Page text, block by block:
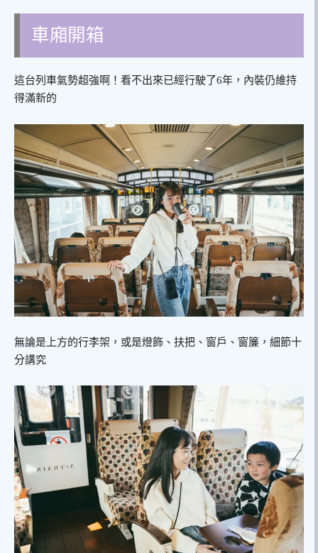
車廂開箱
這台列車氣勢超強啊！看不出來已經行駛了6年，內裝仍維持
得滿新的
無論是上方的行李架，或是燈飾、扶把、窗戶、窗簾，細節十
分講究